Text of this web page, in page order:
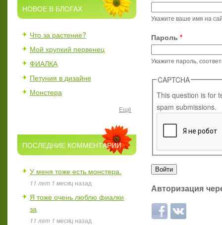
НОВОЕ В БЛОГАХ
Что за растение?
Мой хрупкий первенец
ФИАЛКА
Петуния в дизайне
Монстера
Ещё
ПОСЛЕДНИЕ КОММЕНТАРИИ
У меня тоже есть монстера.
11 лет 1 месяц назад
Я тоже очень люблю фиалки
за
11 лет 1 месяц назад
Укажите ваше имя на
Пароль *
Укажите пароль,
CAPTCHA
This question is for
spam submissions.
Авторизация
Login with Facebook
Login with